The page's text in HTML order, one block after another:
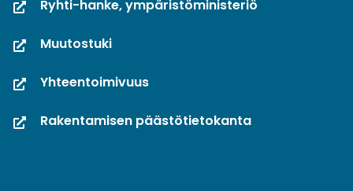
Ryhti-hanke, ympäristöministeriö
Muutostuki
Yhteentoimivuus
Rakentamisen päästötietokanta